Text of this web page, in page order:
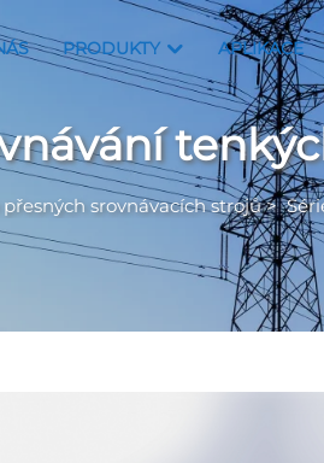
PRODUKTY APLIKACE
přesných srovnávacích strojů>